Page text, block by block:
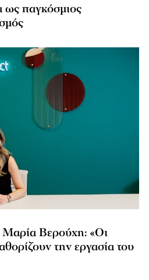
ως παγκόσμιος
Βερούχη: «Οι
την εργασία του